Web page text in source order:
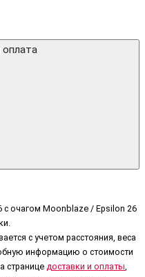
с очагом Moonblaze / Epsilon 26
с учетом расстояния, веса
информацию о стоимости
странице доставки и оплаты,